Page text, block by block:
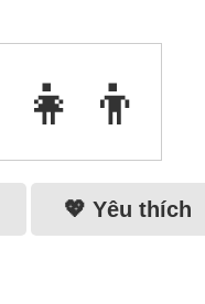
💖 Yêu thích